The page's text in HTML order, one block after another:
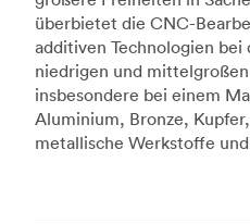
überbietet die CNC-
additiven Technologien bei
niedrigen und
insbesondere bei einem
Aluminium, Bronze,
metallische Werkstoffe